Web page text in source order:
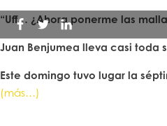
“Uff… ¿Ahora ponerme las
Juan Benjumea lleva casi toda
Este domingo tuvo lugar la
(más…)